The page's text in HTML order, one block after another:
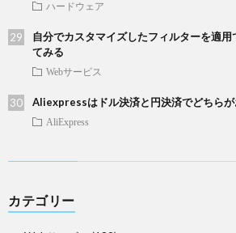
ハードウェア
自分でカスタマイズしたフィルターを適
てみる
Webサービス
Aliexpressはドル決済と円決済でどちら
AliExpress
カテゴリー